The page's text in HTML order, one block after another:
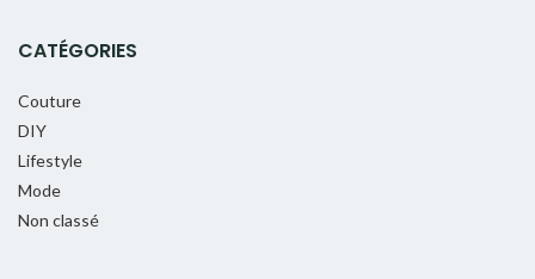
CATÉGORIES
Couture
DIY
Lifestyle
Mode
Non classé